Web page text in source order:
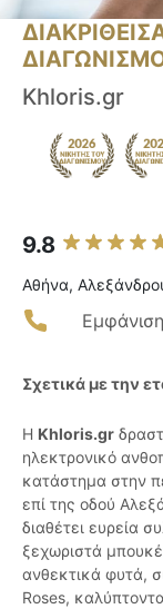
Khloris.gr
9.8
Αθήνα,
Σχετικά με την
Η Khloris.gr
ηλεκτρονικό
κατάστημα στην
επί της οδού
διαθέτει ευρεία
ξεχωριστά
ανθεκτικά φυτά,
Roses,